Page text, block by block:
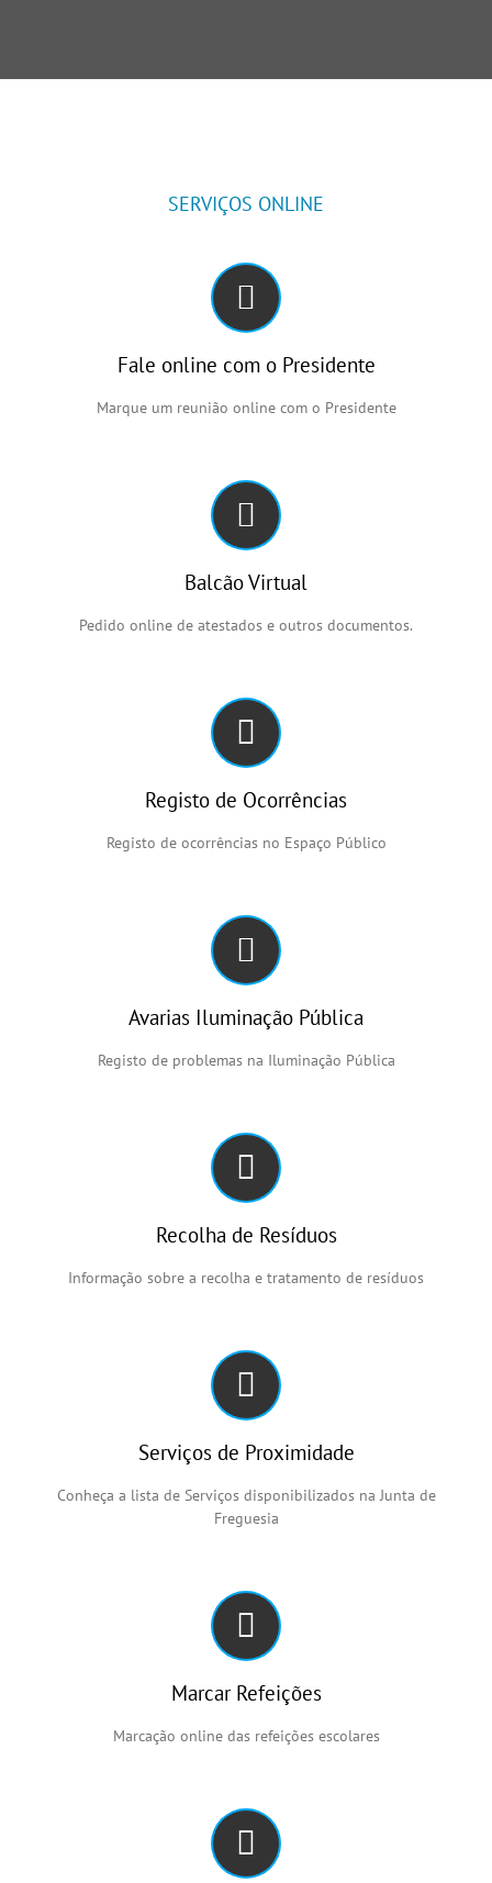
SERVIÇOS ONLINE
Fale online com o Presidente
Marque um reunião online com o Presidente
Balcão Virtual
Pedido online de atestados e outros documentos.
Registo de Ocorrências
Registo de ocorrências no Espaço Público
Avarias Iluminação Pública
Registo de problemas na Iluminação Pública
Recolha de Resíduos
Informação sobre a recolha e tratamento de resíduos
Serviços de Proximidade
Conheça a lista de Serviços disponibilizados na Junta de
Freguesia
Marcar Refeições
Marcação online das refeições escolares